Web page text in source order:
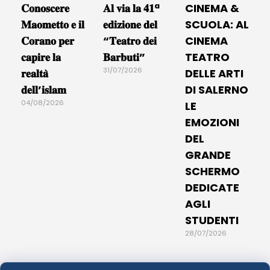
𝐂𝐨𝐧𝐨𝐬𝐜𝐞𝐫𝐞
𝐌𝐚𝐨𝐦𝐞𝐭𝐭𝐨 𝐞 𝐢𝐥
𝐂𝐨𝐫𝐚𝐧𝐨 𝐩𝐞𝐫
𝐜𝐚𝐩𝐢𝐫𝐞 𝐥𝐚
𝐫𝐞𝐚𝐥𝐭𝐚̀
𝐝𝐞𝐥𝐥’𝐢𝐬𝐥𝐚𝐦
04/08/2026
𝐀𝐥 𝐯𝐢𝐚 𝐥𝐚 𝟒𝟏ª
𝐞𝐝𝐢𝐳𝐢𝐨𝐧𝐞 𝐝𝐞𝐥
“𝐓𝐞𝐚𝐭𝐫𝐨 𝐝𝐞𝐢
𝐁𝐚𝐫𝐛𝐮𝐭𝐢”
31/07/2026
CINEMA &
SCUOLA: AL
CINEMA
TEATRO
DELLE ARTI
DI SALERNO
LE
EMOZIONI
DEL
GRANDE
SCHERMO
DEDICATE
AGLI
STUDENTI
28/07/2026